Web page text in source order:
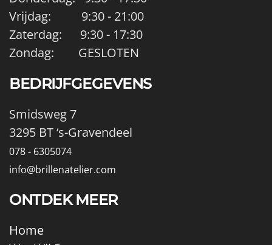
Vrijdag: 9:30 - 21:00
Zaterdag: 9:30 - 17:30
Zondag: GESLOTEN
BEDRIJFGEGEVENS
Smidsweg 7
3295 BT ‘s-Gravendeel
078 - 6305074
info@brillenatelier.com
ONTDEK MEER
Home